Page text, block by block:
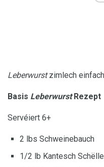
Leberwurstzimlech
Basis LeberwurstRezept
Servéiert 6+
2 lbs Schweinebauch
1/2 lb Kantesch